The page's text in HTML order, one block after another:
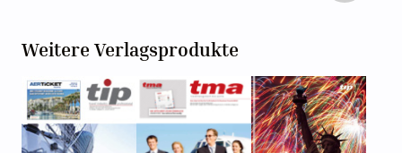
Weitere Verlagsprodukte